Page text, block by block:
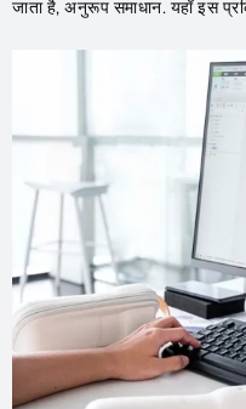
जाता है, अनुरूप समाधान. यहाँ इस